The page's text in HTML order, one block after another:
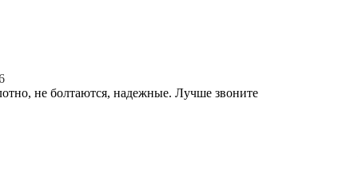
не болтаются, надежные. Лучше звоните